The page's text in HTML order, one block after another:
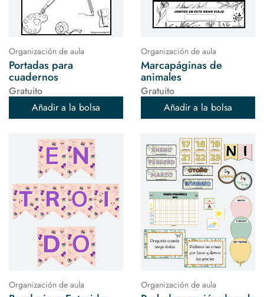
Organización de aula
Portadas para
cuadernos
Gratuito
Añadir a la bolsa
Organización de aula
Marcapáginas de
animales
Gratuito
Añadir a la bolsa
Organización de aula Organización de aula